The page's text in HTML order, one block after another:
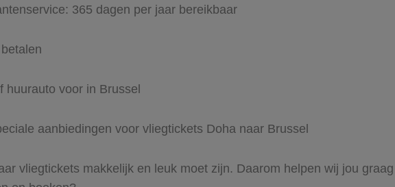
365 dagen per jaar bereikbaar
huurauto voor in Brussel
aanbiedingen voor vliegtickets Doha naar Brussel
vliegtickets makkelijk en leuk moet zijn. Daarom helpen wij jou